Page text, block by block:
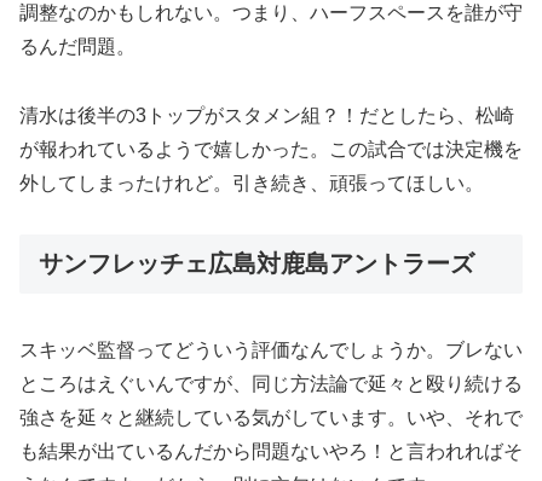
調整なのかもしれない。つまり、ハーフスペースを誰が守
るんだ問題。
清水は後半の3トップがスタメン組？！だとしたら、松崎
が報われているようで嬉しかった。この試合では決定機を
外してしまったけれど。引き続き、頑張ってほしい。
サンフレッチェ広島対鹿島アントラーズ
スキッベ監督ってどういう評価なんでしょうか。ブレない
ところはえぐいんですが、同じ方法論で延々と殴り続ける
強さを延々と継続している気がしています。いや、それで
も結果が出ているんだから問題ないやろ！と言われればそ